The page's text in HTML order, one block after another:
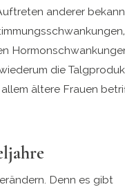
anderer
die
ältere Frauen
Denn es gibt